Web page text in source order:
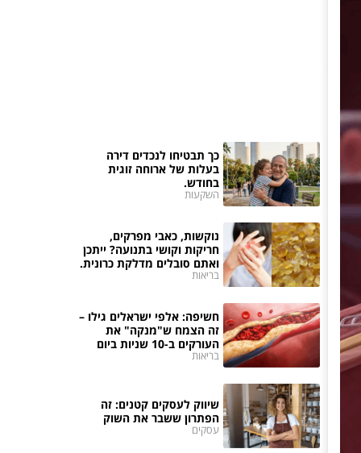
כך תבטיחו לנכדים דירה
בעלות של ארוחה זוגית
בחודש.
השקעות
נוקשות, כאבי מפרקים,
חריקות וקושי בתנועה? ייתכן
ואתם סובלים מדלקת כרונית.
בריאות
חשיפה: אלפי ישראלים גילו –
זה הצמח ש"מנקה" את
העורקים ב-10 שניות ביום
בריאות
שיווק לעסקים קטנים: זה
הפתרון ששבר את השוק
עסקים